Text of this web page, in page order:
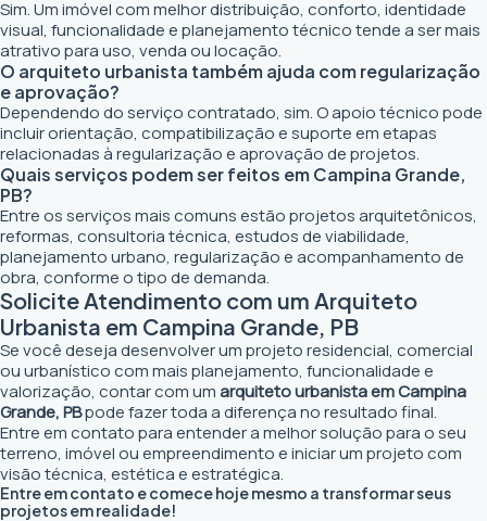
Sim. Um imóvel com melhor distribuição, conforto, identidade
visual, funcionalidade e planejamento técnico tende a ser mais
atrativo para uso, venda ou locação.
O arquiteto urbanista também ajuda com regularização
e aprovação?
Dependendo do serviço contratado, sim. O apoio técnico pode
incluir orientação, compatibilização e suporte em etapas
relacionadas à regularização e aprovação de projetos.
Quais serviços podem ser feitos em Campina Grande,
PB?
Entre os serviços mais comuns estão projetos arquitetônicos,
reformas, consultoria técnica, estudos de viabilidade,
planejamento urbano, regularização e acompanhamento de
obra, conforme o tipo de demanda.
Solicite Atendimento com um Arquiteto
Urbanista em Campina Grande, PB
Se você deseja desenvolver um projeto residencial, comercial
ou urbanístico com mais planejamento, funcionalidade e
valorização, contar com umarquiteto urbanista em Campina
Grande, PBpode fazer toda a diferença no resultado final.
Entre em contato para entender a melhor solução para o seu
terreno, imóvel ou empreendimento e iniciar um projeto com
visão técnica, estética e estratégica.
Entre em contato e comece hoje mesmo a transformar seus
projetos em realidade!